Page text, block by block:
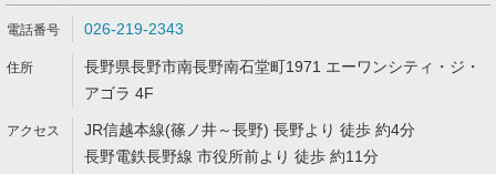
026-219-2343
長野県長野市南長野南石堂町1971 エーワンシティ・ジ・
アゴラ 4F
JR信越本線(篠ノ井～長野) 長野より 徒歩 約4分
長野電鉄長野線 市役所前より 徒歩 約11分